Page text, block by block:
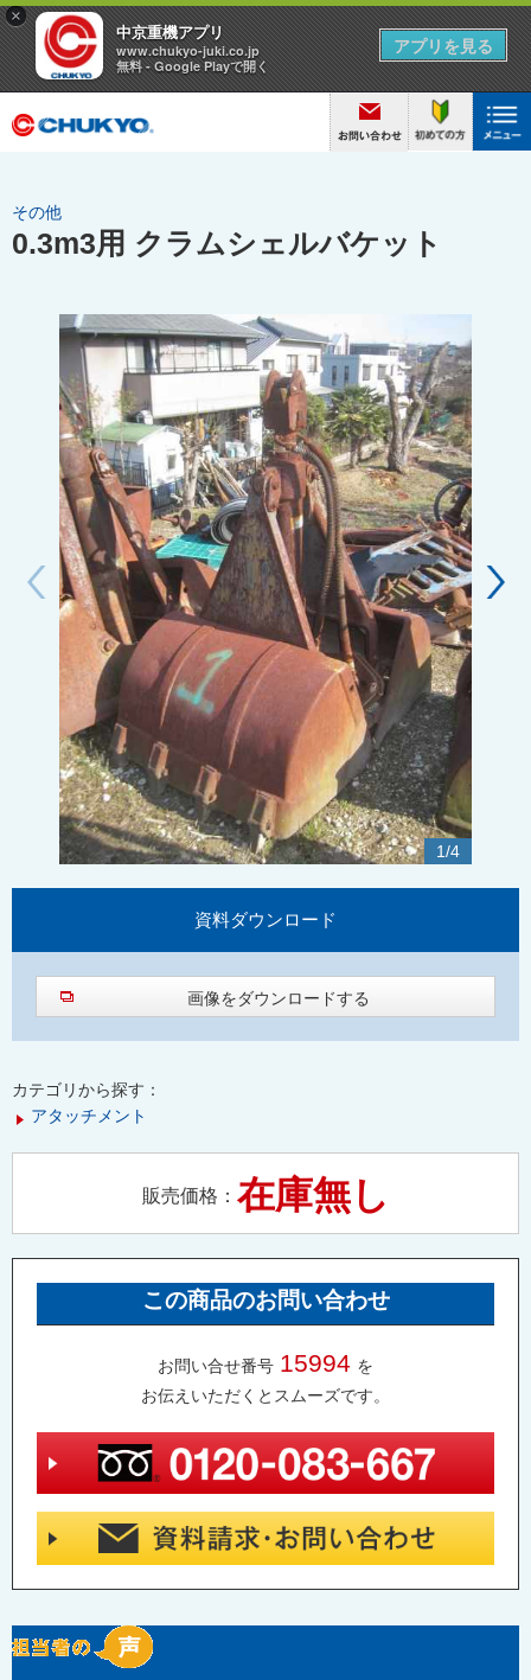
その他
0.3m3用 クラムシェルバケット
1/4
資料ダウンロード
画像をダウンロードする
カテゴリから探す：
アタッチメント
販売価格： 在庫無し
この商品のお問い合わせ
お問い合せ番号 15994 を
お伝えいただくとスムーズです。